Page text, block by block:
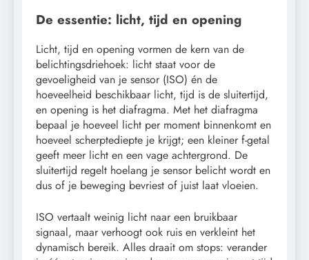
De essentie: licht, tijd en opening
Licht, tijd en opening vormen de kern van de
belichtingsdriehoek: licht staat voor de
gevoeligheid van je sensor (ISO) én de
hoeveelheid beschikbaar licht, tijd is de sluitertijd,
en opening is het diafragma. Met het diafragma
bepaal je hoeveel licht per moment binnenkomt en
hoeveel scherptediepte je krijgt; een kleiner f-getal
geeft meer licht en een vage achtergrond. De
sluitertijd regelt hoelang je sensor belicht wordt en
dus of je beweging bevriest of juist laat vloeien.
ISO vertaalt weinig licht naar een bruikbaar
signaal, maar verhoogt ook ruis en verkleint het
dynamisch bereik. Alles draait om stops: verander